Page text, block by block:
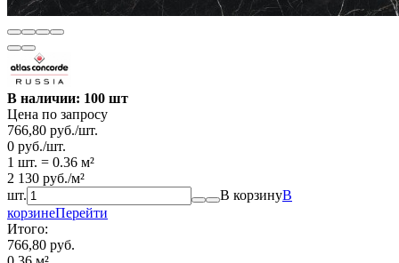
В наличии: 100 шт
Цена по запросу
766,80 руб./шт.
0 руб./шт.
1 шт. = 0.36 м²
2 130 руб./м²
шт.
В корзинуВ
корзинеПерейти
Итого:
766,80 руб.